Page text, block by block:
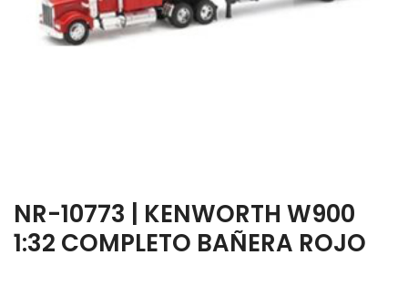
NR-10773 | KENWORTH W900
1:32 COMPLETO BAÑERA ROJO